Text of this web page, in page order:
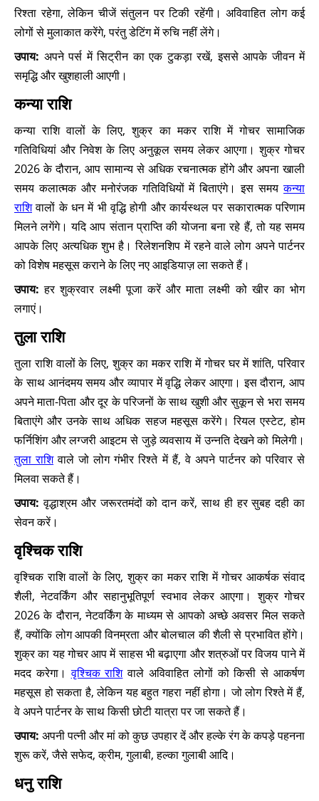
रिश्ता रहेगा, लेकिन चीजें संतुलन पर टिकी रहेंगी। अविवाहित लोग कई
लोगों से मुलाकात करेंगे, परंतु डेटिंग में रुचि नहीं लेंगे।
उपाय: अपने पर्स में सिट्रीन का एक टुकड़ा रखें, इससे आपके जीवन में
समृद्धि और खुशहाली आएगी।
कन्या राशि
कन्या राशि वालों के लिए, शुक्र का मकर राशि में गोचर सामाजिक
गतिविधियां और निवेश के लिए अनुकूल समय लेकर आएगा। शुक्र गोचर
2026 के दौरान, आप सामान्य से अधिक रचनात्मक होंगे और अपना खाली
समय कलात्मक और मनोरंजक गतिविधियों में बिताएंगे। इस समयकन्या
राशिवालों के धन में भी वृद्धि होगी और कार्यस्थल पर सकारात्मक परिणाम
मिलने लगेंगे। यदि आप संतान प्राप्ति की योजना बना रहे हैं, तो यह समय
आपके लिए अत्यधिक शुभ है। रिलेशनशिप में रहने वाले लोग अपने पार्टनर
को विशेष महसूस कराने के लिए नए आइडियाज़ ला सकते हैं।
उपाय:हर शुक्रवार लक्ष्मी पूजा करें और माता लक्ष्मी को खीर का भोग
लगाएं।
तुला राशि
तुला राशि वालों के लिए, शुक्र का मकर राशि में गोचर घर में शांति, परिवार
के साथ आनंदमय समय और व्यापार में वृद्धि लेकर आएगा। इस दौरान, आप
अपने माता-पिता और दूर के परिजनों के साथ खुशी और सुकून से भरा समय
बिताएंगे और उनके साथ अधिक सहज महसूस करेंगे। रियल एस्टेट, होम
फर्निशिंग और लग्जरी आइटम से जुड़े व्यवसाय में उन्नति देखने को मिलेगी।
तुला राशिवाले जो लोग गंभीर रिश्ते में हैं, वे अपने पार्टनर को परिवार से
मिलवा सकते हैं।
उपाय:वृद्धाश्रम और जरूरतमंदों को दान करें, साथ ही हर सुबह दही का
सेवन करें।
वृश्चिक राशि
वृश्चिक राशि वालों के लिए, शुक्र का मकर राशि में गोचर आकर्षक संवाद
शैली, नेटवर्किंग और सहानुभूतिपूर्ण स्वभाव लेकर आएगा। शुक्र गोचर
2026 के दौरान, नेटवर्किंग के माध्यम से आपको अच्छे अवसर मिल सकते
हैं, क्योंकि लोग आपकी विनम्रता और बोलचाल की शैली से प्रभावित होंगे।
शुक्र का यह गोचर आप में साहस भी बढ़ाएगा और शत्रुओं पर विजय पाने में
मदद करेगा।वृश्चिक राशिवाले अविवाहित लोगों को किसी से आकर्षण
महसूस हो सकता है, लेकिन यह बहुत गहरा नहीं होगा। जो लोग रिश्ते में हैं,
वे अपने पार्टनर के साथ किसी छोटी यात्रा पर जा सकते हैं।
उपाय:अपनी पत्नी और मां को कुछ उपहार दें और हल्के रंग के कपड़े पहनना
शुरू करें, जैसे सफेद, क्रीम, गुलाबी, हल्का गुलाबी आदि।
धनु राशि